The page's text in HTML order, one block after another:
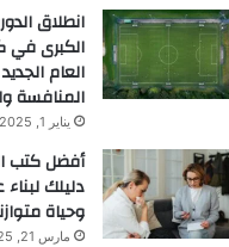
انطلاق
الكبرى في
المنافسة
يناير 1, 2025
أفضل كتب
دليلك
وحياة
مارس 21, 2025